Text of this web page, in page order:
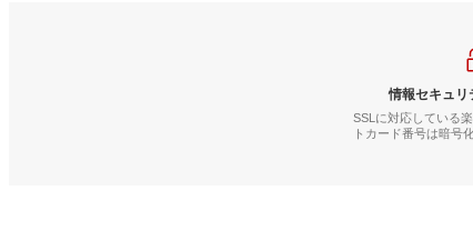
情報セキュリ
SSLに対応している
トカード番号は暗号